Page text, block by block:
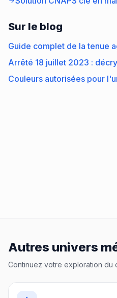
Sur le blog
Guide complet de la tenue
Arrêté 18 juillet 2023 :
Couleurs autorisées pour
Autres univers
Continuez votre exploration du